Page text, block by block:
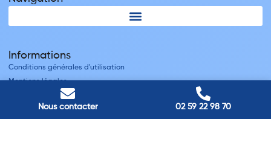
Nous contacter 02 59 22 98 70
Informations
Conditions générales d'utilisation
Mentions légales